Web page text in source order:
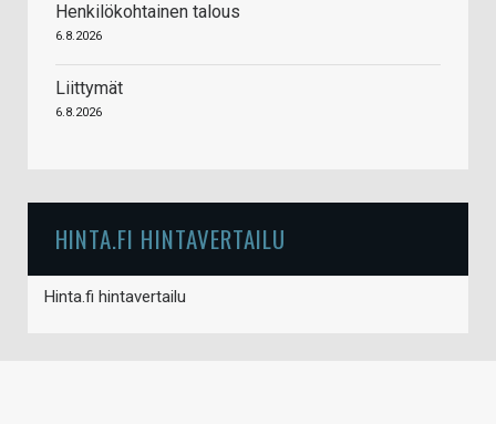
Henkilökohtainen talous
6.8.2026
Liittymät
6.8.2026
HINTA.FI HINTAVERTAILU
Hinta.fi hintavertailu